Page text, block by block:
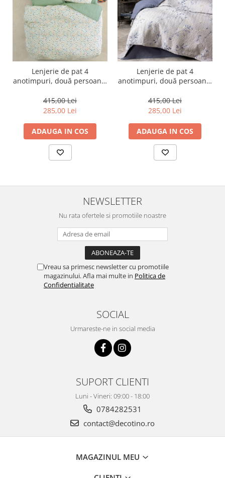
Lenjerie de pat 4
anotimpuri, două persoane,
Lola - Green
415,00 Lei
285,00 Lei
ADAUGA IN COS
Lenjerie de pat 4
anotimpuri, două persoane,
Nitsa - Dark Blue
415,00 Lei
285,00 Lei
ADAUGA IN COS
NEWSLETTER
Nu rata ofertele si promotiile noastre
Vreau sa primesc newsletter cu promotiile
magazinului. Afla mai multe in Politica de
Confidentialitate
SOCIAL
Urmareste-ne in social media
SUPORT CLIENTI
Luni - Vineri: 09:00 - 18:00
0784282531
contact@decotino.ro
MAGAZINUL MEU